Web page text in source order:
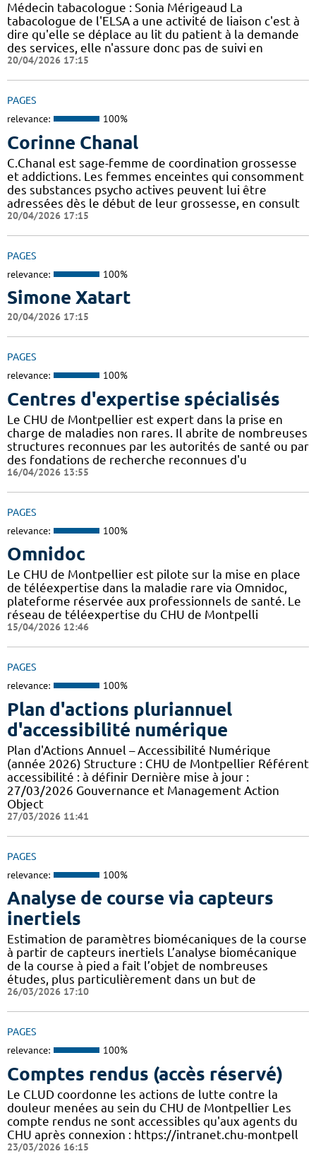
Médecin tabacologue : Sonia Mérigeaud La
tabacologue de l'ELSA a une activité de liaison c'est à
dire qu'elle se déplace au lit du patient à la demande
des services, elle n'assure donc pas de suivi en
20/04/2026 17:15
PAGES
relevance: 100%
Corinne Chanal
C.Chanal est sage-femme de coordination grossesse
et addictions. Les femmes enceintes qui consomment
des substances psycho actives peuvent lui être
adressées dès le début de leur grossesse, en consult
20/04/2026 17:15
PAGES
relevance: 100%
Simone Xatart
20/04/2026 17:15
PAGES
relevance: 100%
Centres d'expertise spécialisés
Le CHU de Montpellier est expert dans la prise en
charge de maladies non rares. Il abrite de nombreuses
structures reconnues par les autorités de santé ou par
des fondations de recherche reconnues d'u
16/04/2026 13:55
PAGES
relevance: 100%
Omnidoc
Le CHU de Montpellier est pilote sur la mise en place
de téléexpertise dans la maladie rare via Omnidoc,
plateforme réservée aux professionnels de santé. Le
réseau de téléexpertise du CHU de Montpelli
15/04/2026 12:46
PAGES
relevance: 100%
Plan d'actions pluriannuel
d'accessibilité numérique
Plan d'Actions Annuel – Accessibilité Numérique
(année 2026) Structure : CHU de Montpellier Référent
accessibilité : à définir Dernière mise à jour :
27/03/2026 Gouvernance et Management Action
Object
27/03/2026 11:41
PAGES
relevance: 100%
Analyse de course via capteurs
inertiels
Estimation de paramètres biomécaniques de la course
à partir de capteurs inertiels L’analyse biomécanique
de la course à pied a fait l’objet de nombreuses
études, plus particulièrement dans un but de
26/03/2026 17:10
PAGES
relevance: 100%
Comptes rendus (accès réservé)
Le CLUD coordonne les actions de lutte contre la
douleur menées au sein du CHU de Montpellier Les
compte rendus ne sont accessibles qu'aux agents du
CHU après connexion : https://intranet.chu-montpell
23/03/2026 16:15